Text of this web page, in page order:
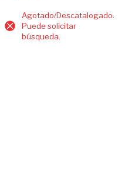
Agotado/Descatalogado.
Puede solicitar
búsqueda.